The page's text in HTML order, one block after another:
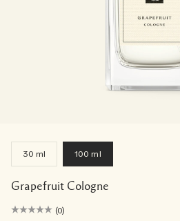
30 ml 100 ml
Grapefruit Cologne
(0)